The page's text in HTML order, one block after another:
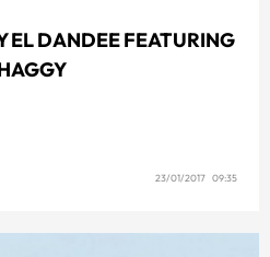
EL DANDEE FEATURING
23/01/2017 09:35